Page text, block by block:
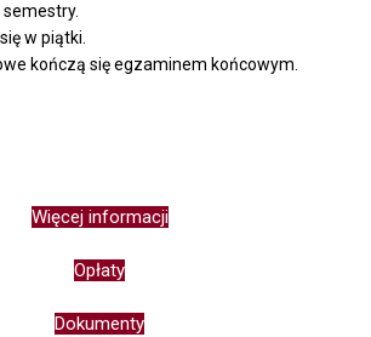
w piątki.
kończą się egzaminem końcowym.
Więcej informacji
Opłaty
Dokumenty